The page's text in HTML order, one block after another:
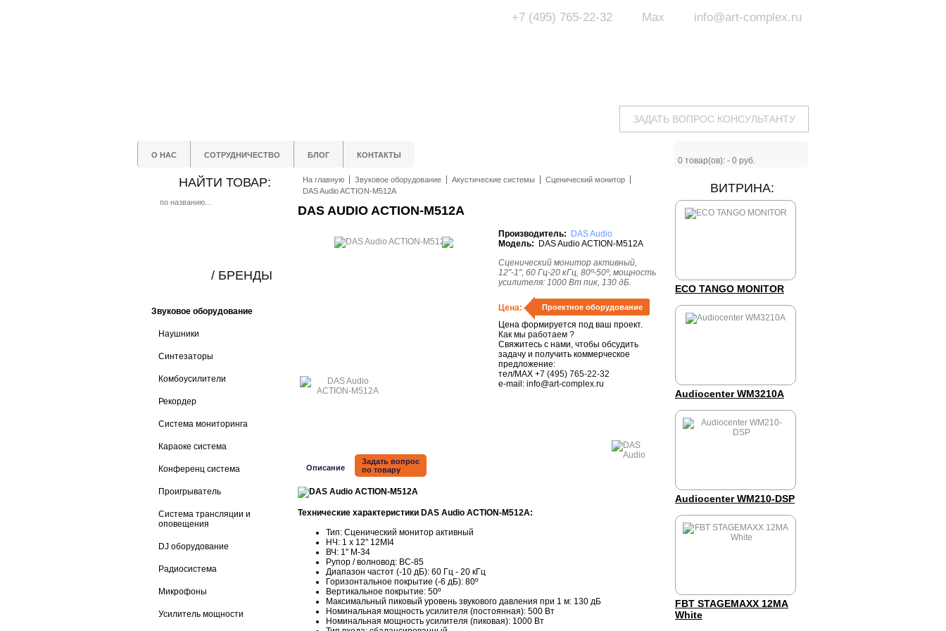
info@art-complex.ru
Max
+7 (495) 765-22-32
ЗАДАТЬ ВОПРОС КОНСУЛЬТАНТУ
О НАС СОТРУДНИЧЕСТВО БЛОГ КОНТАКТЫ
0 товар(ов): - 0 руб.
НАЙТИ ТОВАР:
Звуковое оборудование
Наушники
Синтезаторы
Комбоусилители
Рекордер
Система мониторинга
Караоке система
Конференц система
Проигрыватель
Система трансляции и
оповещения
DJ оборудование
Радиосистема
Микрофоны
Усилитель мощности
/ БРЕНДЫ
На главную Звуковое оборудование Акустические системы
Сценический монитор
DAS Audio ACTION-M512A
DAS AUDIO ACTION-M512A
Производитель:
DAS Audio
Модель: DAS Audio ACTION-M512A
Сценический монитор активный,
12"-1", 60 Гц-20 кГц, 80º-50º, мощность
усилителя: 1000 Вт пик, 130 дБ.
Цена: Проектное оборудование
Цена формируется под ваш проект.
Как мы работаем ?
Свяжитесь с нами, чтобы обсудить
задачу и получить коммерческое
предложение:
тел/MAX +7 (495) 765-22-32
e-mail: info@art-complex.ru
Описание
Задать вопрос
по товару
Технические характеристики DAS Audio ACTION-M512A:
Тип: Сценический монитор активный
НЧ: 1 x 12" 12MI4
ВЧ: 1" M-34
Рупор / волновод: BC-85
Диапазон частот (-10 дБ): 60 Гц - 20 кГц
Горизонтальное покрытие (-6 дБ): 80º
Вертикальное покрытие: 50º
Максимальный пиковый уровень звукового давления при 1 м: 130 дБ
Номинальная мощность усилителя (постоянная): 500 Вт
Номинальная мощность усилителя (пиковая): 1000 Вт
ВИТРИНА:
ECO TANGO MONITOR
Audiocenter WM3210A
Audiocenter WM210-DSP
FBT STAGEMAXX 12MA
White